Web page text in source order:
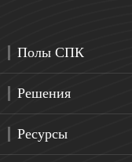
Полы СПК
Решения
Ресурсы